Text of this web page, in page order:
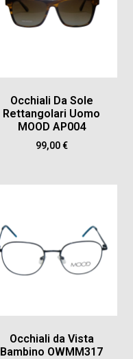
Occhiali Da Sole
Rettangolari Uomo
MOOD AP004
99,00€
Occhiali da Vista
Bambino OWMM317